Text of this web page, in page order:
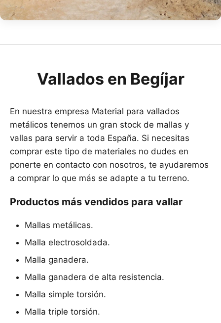
Vallados en Begíjar
En nuestra empresa Material para vallados
metálicos tenemos un gran stock de mallas y
vallas para servir a toda España. Si necesitas
comprar este tipo de materiales no dudes en
ponerte en contacto con nosotros, te ayudaremos
a comprar lo que más se adapte a tu terreno.
Productos más vendidos para vallar
Mallas metálicas.
Malla electrosoldada.
Malla ganadera.
Malla ganadera de alta resistencia.
Malla simple torsión.
Malla triple torsión.